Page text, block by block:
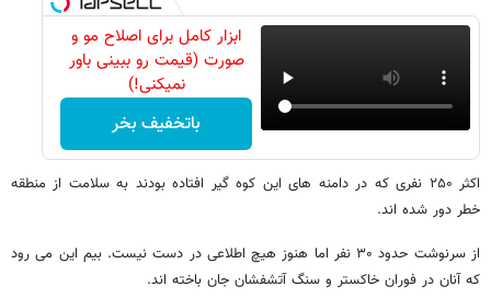
ابزار کامل برای اصلاح مو و
صورت (قیمت رو ببینی باور
نمیکنی!)
باتخفیف بخر
اکثر ۲۵۰ نفری که در دامنه های این کوه گیر افتاده بودند به سلامت از منطقه
خطر دور شده اند.
از سرنوشت حدود ۳۰ نفر اما هنوز هیچ اطلاعی در دست نیست. بیم این می رود
که آنان در فوران خاکستر و سنگ آتشفشان جان باخته اند.